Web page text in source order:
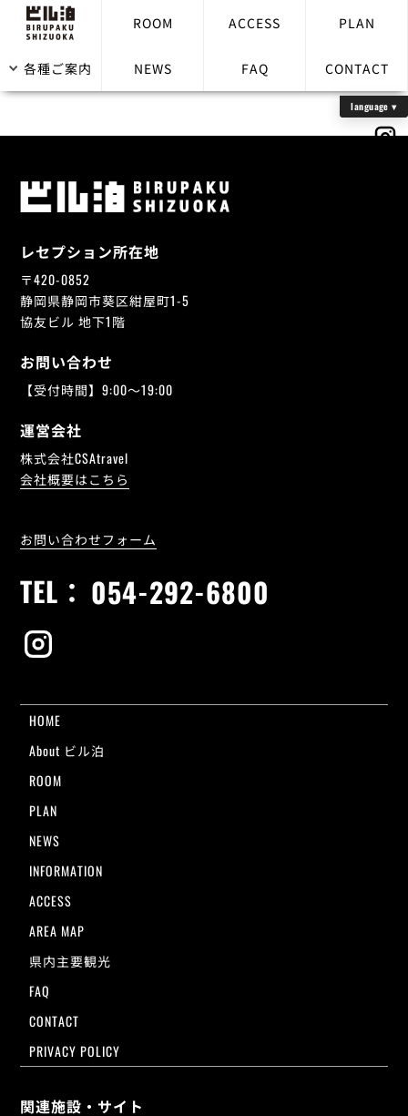
ROOM ACCESS PLAN
各種ご案内 NEWS FAQ CONTACT
チェックイン時に必要なものは？
レセプション所在地
〒420-0852
静岡県静岡市葵区紺屋町1-5
協友ビル 地下1階
お問い合わせ
【受付時間】9:00～19:00
運営会社
株式会社CSAtravel
会社概要はこちら
お問い合わせフォーム
TEL： 054-292-6800
HOME
About ビル泊
ROOM
PLAN
NEWS
INFORMATION
ACCESS
AREA MAP
県内主要観光
FAQ
CONTACT
PRIVACY POLICY
関連施設・サイト